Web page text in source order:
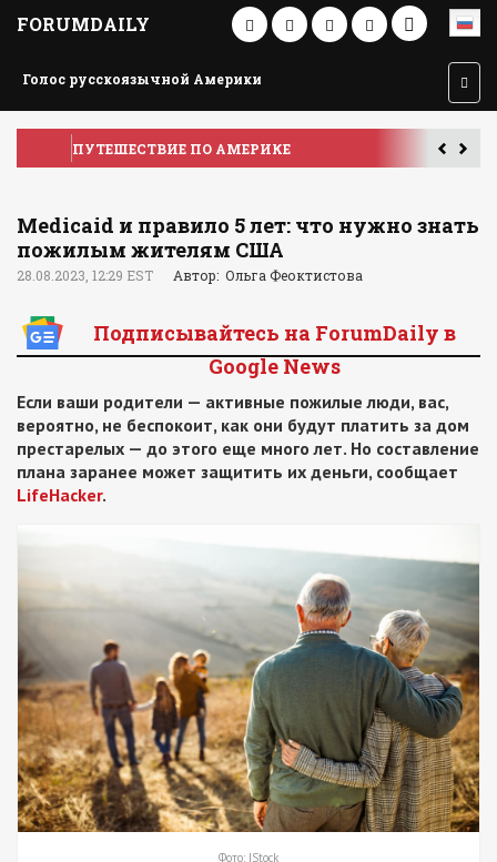
FORUMDAILY
Голос русскоязычной Америки
ПУТЕШЕСТВИЕ ПО АМЕРИКЕ
Medicaid и правило 5 лет: что нужно знать
пожилым жителям США
28.08.2023, 12:29 EST Автор: Ольга Феоктистова
Подписывайтесь на ForumDaily в
Google News
Если ваши родители — активные пожилые люди, вас,
вероятно, не беспокоит, как они будут платить за дом
престарелых — до этого еще много лет. Но составление
плана заранее может защитить их деньги, сообщает
LifeHacker.
Фото: IStock